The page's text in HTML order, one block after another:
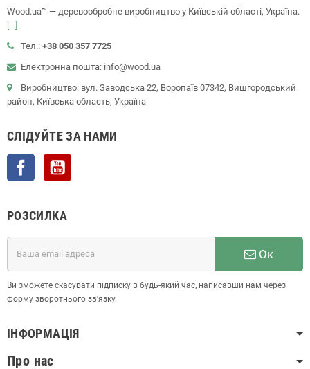
Wood.ua™ — деревообробне виробництво у Київській області, Україна.
[...]
Тел.: +38 050 357 7725
Електронна пошта: info@wood.ua
Виробництво: вул. Заводська 22, Воропаїв 07342, Вишгородський
район, Київська область, Україна
СЛІДУЙТЕ ЗА НАМИ
Facebook
РОЗСИЛКА
Ок
Ви зможете скасувати підписку в будь-який час, написавши нам через
форму зворотнього зв'язку.
ІНФОРМАЦІЯ
Про нас